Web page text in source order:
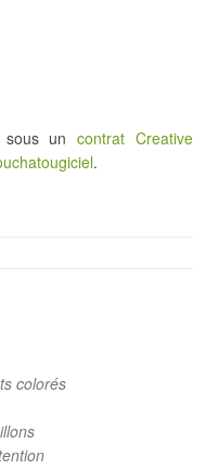
sous uncontrat Creative
.
colorés